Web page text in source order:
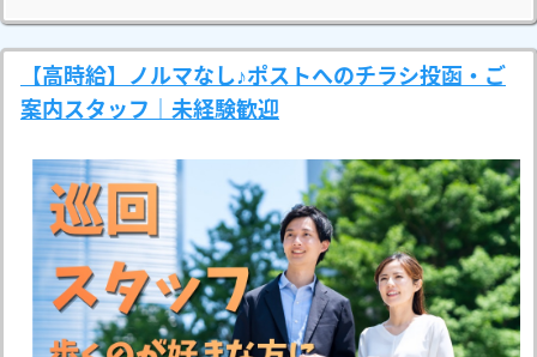
【高時給】ノルマなし♪ポストへのチラシ投函・ご
案内スタッフ｜未経験歓迎